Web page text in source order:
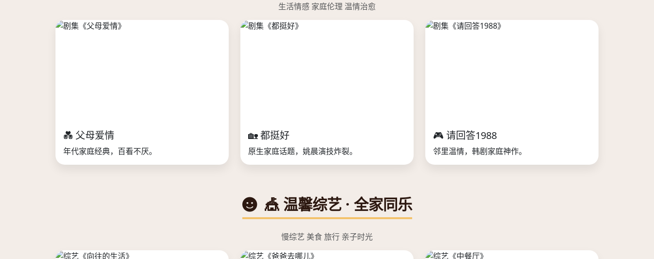
生活情感 家庭伦理 温情治愈
💑 父母爱情
年代家庭经典，百看不厌。
🏡 都挺好
原生家庭话题，姚晨演技炸裂。
🎮 请回答1988
邻里温情，韩剧家庭神作。
🎪 温馨综艺 · 全家同乐
慢综艺 美食 旅行 亲子时光